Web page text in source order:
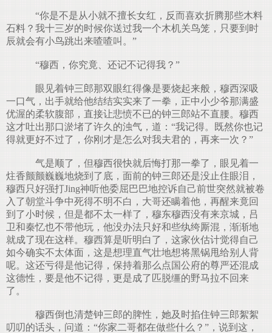
“你是不是从小就不擅长女红，反而喜欢折腾那些木料
石料？我十三岁的时候你送过我一个木机关鸟笼，只要到时
辰就会有小鸟跳出来喳喳叫。”
“穆西，你究竟、还记不记得我？”
眼见着钟三郎那双眼红得像是要烧起来般，穆西深吸
一口气，出手就给他结结实实来了一拳，正中小少爷那满盛
优渥的柔软腹部，直接让悲愤不已的钟三郎站不直腰。穆西
这才吐出那口淤堵了许久的浊气，道：“我记得。既然你也记
得就更好不过了，你刚才是怎么对我夫君的，再来一次？”
气是顺了，但穆西很快就后悔打那一拳了，眼见着一
炷香颤颤巍巍地烧到了底，面前的钟三郎还是没止住眼泪，
穆西只好强打Jing神听他委屈巴巴地控诉自己前世突然就被卷
入了朝堂斗争中死得不明不白，大哥还瞒着他，再醒来竟回
到了小时候，但是都不太一样了，穆东穆西没有来京城，吕
卫和秦忆也不带他玩，他没办法只好和些纨绔厮混，渐渐地
就成了现在这样。穆西算是听明白了，这家伙估计觉得自己
如今确实不太体面，这是想理直气壮地想将黑锅甩给别人背
呢。这还亏得是他记得，保持着那么点国公府的尊严还混成
这德性，要是他不记得，更是成了匹脱缰的野马拉不回来
了。
穆西倒也清楚钟三郎的脾性，她及时掐住钟三郎絮絮
叨叨的话头，问道：“你家二哥都在做些什么？”，说到这，